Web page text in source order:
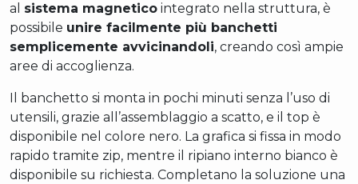
al sistema magnetico integrato nella struttura, è
possibile unire facilmente più banchetti
semplicemente avvicinandoli, creando così ampie
aree di accoglienza.
Il banchetto si monta in pochi minuti senza l’uso di
utensili, grazie all’assemblaggio a scatto, e il top è
disponibile nel colore nero. La grafica si fissa in modo
rapido tramite zip, mentre il ripiano interno bianco è
disponibile su richiesta. Completano la soluzione una